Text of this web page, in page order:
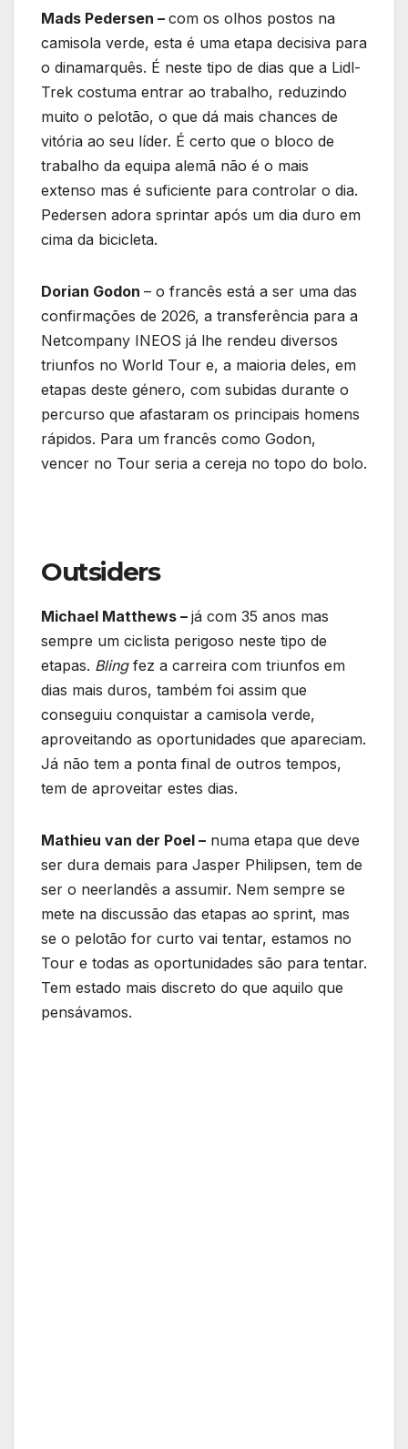
Mads Pedersen – com os olhos postos na
camisola verde, esta é uma etapa decisiva para
o dinamarquês. É neste tipo de dias que a Lidl-
Trek costuma entrar ao trabalho, reduzindo
muito o pelotão, o que dá mais chances de
vitória ao seu líder. É certo que o bloco de
trabalho da equipa alemã não é o mais
extenso mas é suficiente para controlar o dia.
Pedersen adora sprintar após um dia duro em
cima da bicicleta.
Dorian Godon – o francês está a ser uma das
confirmações de 2026, a transferência para a
Netcompany INEOS já lhe rendeu diversos
triunfos no World Tour e, a maioria deles, em
etapas deste género, com subidas durante o
percurso que afastaram os principais homens
rápidos. Para um francês como Godon,
vencer no Tour seria a cereja no topo do bolo.
Outsiders
Michael Matthews – já com 35 anos mas
sempre um ciclista perigoso neste tipo de
etapas. Blingfez a carreira com triunfos em
dias mais duros, também foi assim que
conseguiu conquistar a camisola verde,
aproveitando as oportunidades que apareciam.
Já não tem a ponta final de outros tempos,
tem de aproveitar estes dias.
Mathieu van der Poel – numa etapa que deve
ser dura demais para Jasper Philipsen, tem de
ser o neerlandês a assumir. Nem sempre se
mete na discussão das etapas ao sprint, mas
se o pelotão for curto vai tentar, estamos no
Tour e todas as oportunidades são para tentar.
Tem estado mais discreto do que aquilo que
pensávamos.